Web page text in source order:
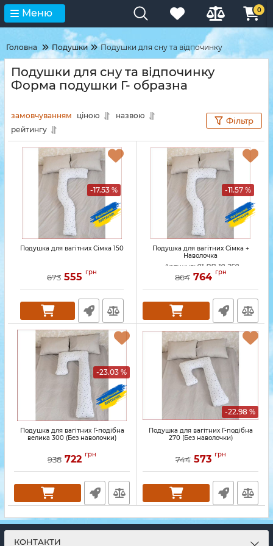
Меню 0
Головна Подушки Подушки для сну та відпочинку
Подушки для сну та відпочинку
Форма подушки Г- образна
замовчуванням ціною
назвою
рейтингу
Фільтр
-17.53 %
Подушка для вагітних Сімка 150
673 555 грн
-11.57 %
Подушка для вагітних Сімка +
Наволочка
Артикул: 01-PB-10-250
864 764 грн
-23.03 %
Подушка для вагітних Г-подібна
велика 300 (Без наволочки)
938 722 грн
-22.98 %
Подушка для вагітних Г-подібна
270 (Без наволочки)
744 573 грн
КОНТАКТИ